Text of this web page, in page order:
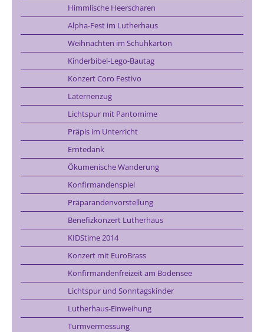
Himmlische Heerscharen
Alpha-Fest im Lutherhaus
Weihnachten im Schuhkarton
Kinderbibel-Lego-Bautag
Konzert Coro Festivo
Laternenzug
Lichtspur mit Pantomime
Präpis im Unterricht
Erntedank
Ökumenische Wanderung
Konfirmandenspiel
Präparandenvorstellung
Benefizkonzert Lutherhaus
KIDStime 2014
Konzert mit EuroBrass
Konfirmandenfreizeit am Bodensee
Lichtspur und Sonntagskinder
Lutherhaus-Einweihung
Turmvermessung